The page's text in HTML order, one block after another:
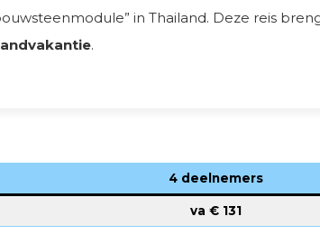
in Thailand. Deze reis
.
4 deelnemers
va € 131